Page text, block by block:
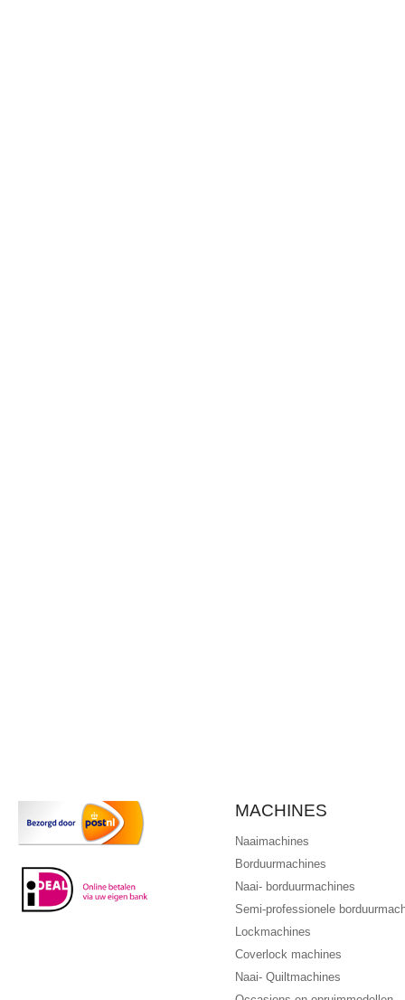
MACHINES
Naaimachines
Borduurmachines
Naai- borduurmachines
Semi-professionele
Lockmachines
Coverlock machines
Naai- Quiltmachines